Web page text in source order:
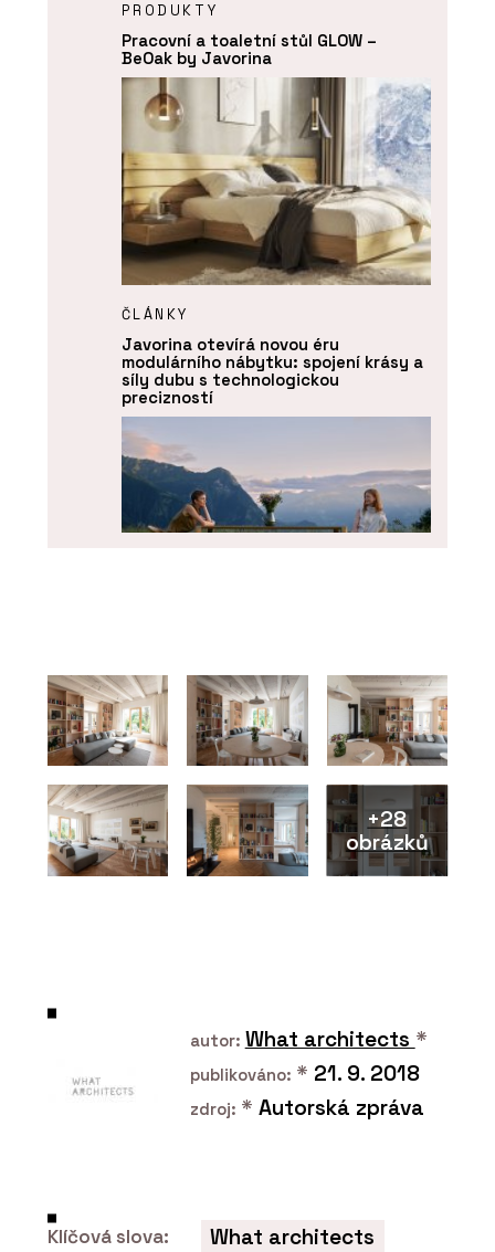
PRODUKTY
Pracovní a toaletní stůl GLOW –
BeOak by Javorina
ČLÁNKY
Javorina otevírá novou éru
modulárního nábytku: spojení krásy a
síly dubu s technologickou
precizností
BeOak by Javorina
PRODUKTY
+28
obrázků
autor: What architects *
publikováno: * 21. 9. 2018
zdroj: * Autorská zpráva
Klíčová slova:
What architects